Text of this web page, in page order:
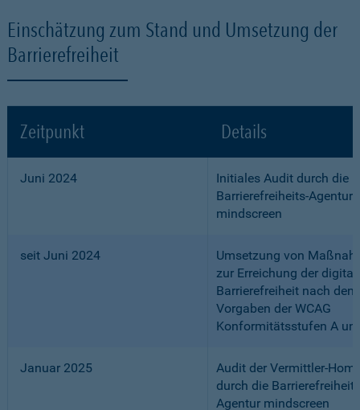
Einschätzung zum Stand und Umsetzung der
Barrierefreiheit
Zeitpunkt Details
Juni 2024
Initiales Audit durch die
Barrierefreiheits-Agentur
mindscreen
seit Juni 2024
Umsetzung von
zur Erreichung der
Barrierefreiheit nach den
Vorgaben der WCAG
Konformitätsstufen A
Januar 2025
Audit der Vermittler-
durch die
Agentur mindscreen